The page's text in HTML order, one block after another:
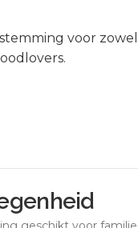
voor